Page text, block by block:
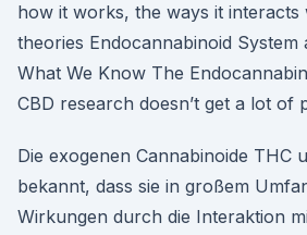
how it works, the ways it interacts
theories Endocannabinoid System
What We Know The
CBD research doesn’t get a lot of
Die exogenen Cannabinoide THC
bekannt, dass sie in großem
Wirkungen durch die Interaktion